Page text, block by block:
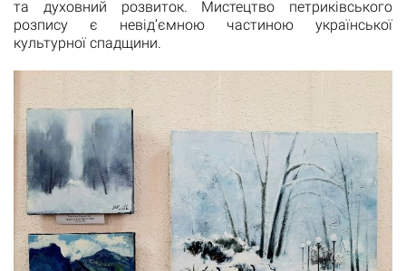
та духовний розвиток. Мистецтво петриківського
розпису є невід’ємною частиною української
культурної спадщини.